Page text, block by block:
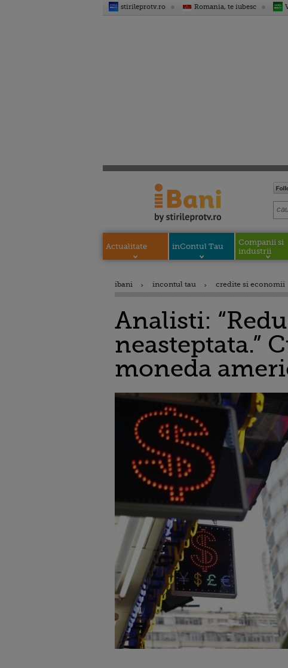
stirileprotv.ro Romania, te iubesc
Actualitate inContul Tau
Companii si
industrii
ibani incontul tau credite si economii
Analisti:
neasteptata.”
moneda